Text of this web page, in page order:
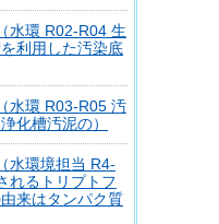
水環 R02-R04 生
利用した汚染底
水環 R03-R05 汚
化槽汚泥の）
水環境担当 R4-
れるトリプトフ
来はタンパク質